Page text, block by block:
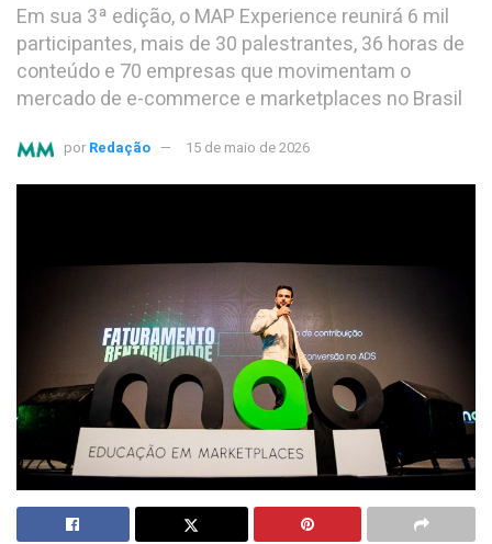
Em sua 3ª edição, o MAP Experience reunirá 6 mil
participantes, mais de 30 palestrantes, 36 horas de
conteúdo e 70 empresas que movimentam o
mercado de e-commerce e marketplaces no Brasil
por Redação 15 de maio de 2026